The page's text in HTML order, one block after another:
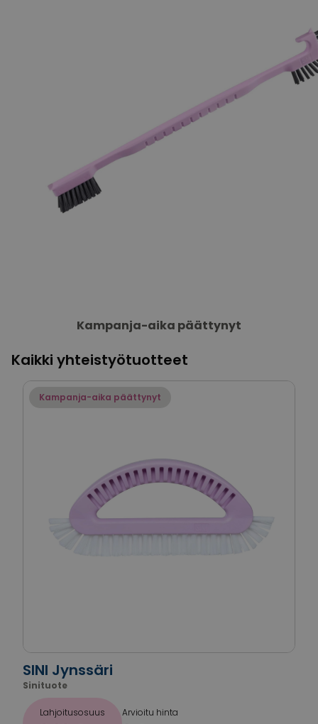
Kampanja-aika päättynyt
Kaikki yhteistyötuotteet
Kampanja-aika päättynyt
SINI Jynssäri
Sinituote
Lahjoitusosuus Arvioitu hinta